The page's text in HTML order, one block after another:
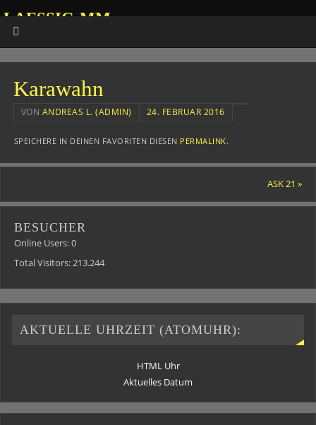
LAESSIG-MM
Karawahn
VON ANDREAS L. (ADMIN) 24. FEBRUAR 2016
SPEICHERE IN DEINEN FAVORITEN DIESEN PERMALINK.
ASK 21»
BESUCHER
Online Users:0
Total Visitors:213.244
AKTUELLE UHRZEIT (ATOMUHR):
HTML Uhr
Aktuelles Datum